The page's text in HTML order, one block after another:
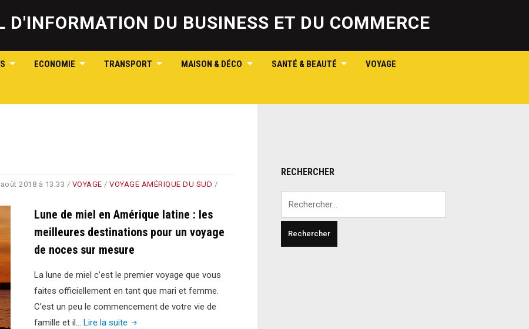
content
D'INFORMATION DU BUSINESS ET DU COMMERCE
ECONOMIE TRANSPORT MAISON & DÉCO SANTÉ & BEAUTÉ VOYAGE
2018 à 13:33 / VOYAGE / VOYAGE AMÉRIQUE DU SUD /
Lune de miel en Amérique latine : les
meilleures destinations pour un voyage
de noces sur mesure
La lune de miel c’est le premier voyage que vous
faites officiellement en tant que mari et femme.
C’est un peu le commencement de votre vie de
famille et il… Lire la suite "Lune
RECHERCHER